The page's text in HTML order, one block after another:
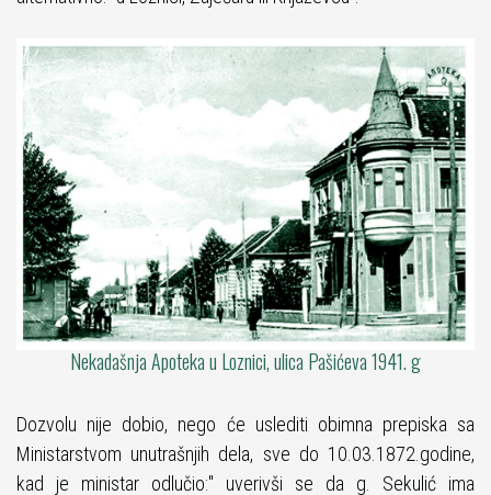
Nekadašnja Apoteka u Loznici, ulica Pašićeva 1941. g
Dozvolu nije dobio, nego će uslediti obimna prepiska sa
Ministarstvom unutrašnjih dela, sve do 10.03.1872.godine,
kad je ministar odlučio:" uverivši se da g. Sekulić ima